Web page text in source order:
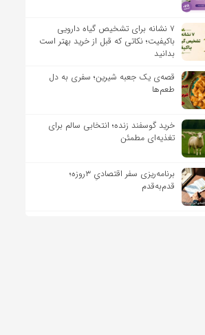
۷ نشانه برای تشخیص گیاه دارویی
باکیفیت؛ نکاتی که قبل از خرید بهتر است
بدانید
قصه‌ی یک جعبه شیرین؛ سفری به دل
طعم‌ها
خرید گوسفند زنده؛ انتخابی سالم برای
تغذیه‌ای مطمئن
برنامه‌ریزی سفر اقتصادیِ ۳روزه؛
قدم‌به‌قدم